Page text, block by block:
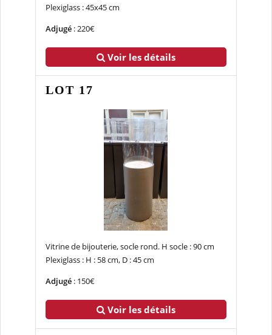
Plexiglass : 45x45 cm
Adjugé: 220€
Voir les détails
LOT 17
Vitrine de bijouterie, socle rond. H socle : 90 cm
Plexiglass : H : 58 cm, D : 45 cm
Adjugé: 150€
Voir les détails